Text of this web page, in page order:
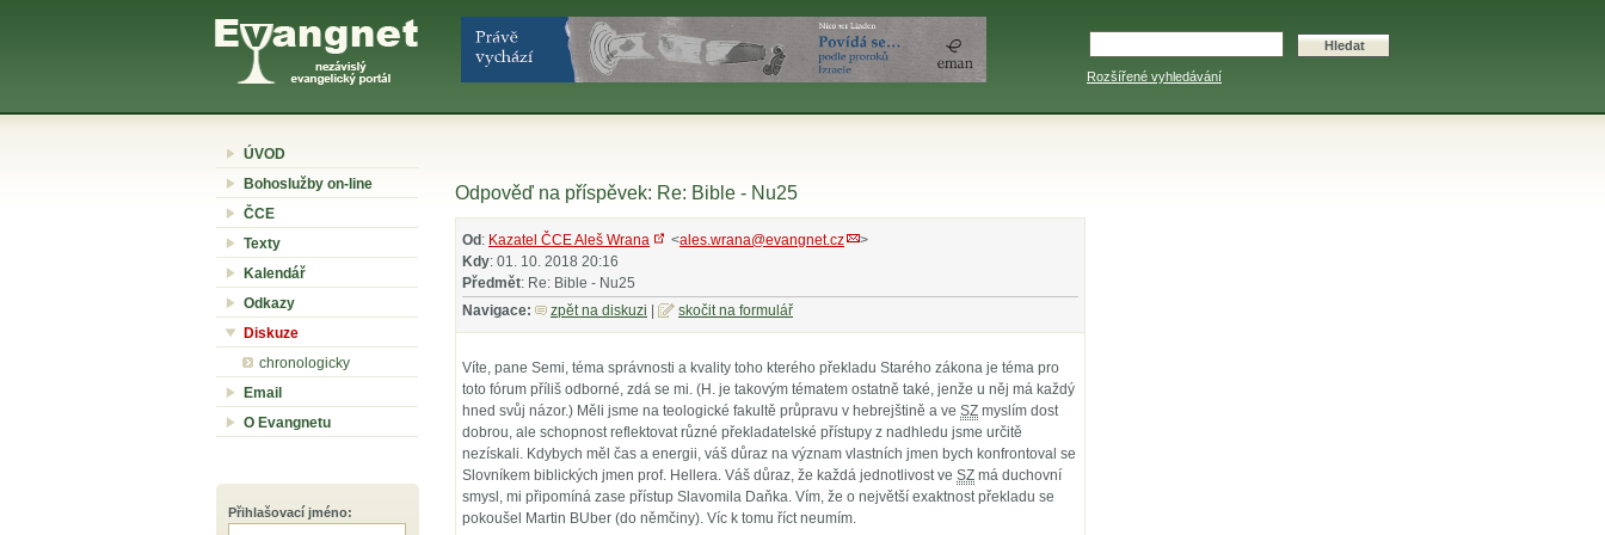
Rozšířené vyhledávání
ÚVOD
Bohoslužby on-line
ČCE
Texty
Kalendář
Odkazy
Diskuze
chronologicky
Email
O Evangnetu
Přihlašovací jméno:
Odpověď na příspěvek: Re: Bible - Nu25
Od : Kazatel ČCE Aleš Wrana <ales.wrana@evangnet.cz
>
Kdy: 01. 10. 2018 20:16
Předmět: Re: Bible - Nu25
Navigace:
zpět na diskuzi skočit na formulář
Víte, pane Semi, téma správnosti a kvality toho kterého překladu Starého zákona je téma pro
toto fórum příliš odborné, zdá se mi. (H. je takovým tématem ostatně také, jenže u něj má každý
hned svůj názor.) Měli jsme na teologické fakultě průpravu v hebrejštině a ve SZ myslím dost
dobrou, ale schopnost reflektovat různé překladatelské přístupy z nadhledu jsme určitě
nezískali. Kdybych měl čas a energii, váš důraz na význam vlastních jmen bych konfrontoval se
Slovníkem biblických jmen prof. Hellera. Váš důraz, že každá jednotlivost ve SZ má duchovní
smysl, mi připomíná zase přístup Slavomila Daňka. Vím, že o největší exaktnost překladu se
pokoušel Martin BUber (do němčiny). Víc k tomu říct neumím.